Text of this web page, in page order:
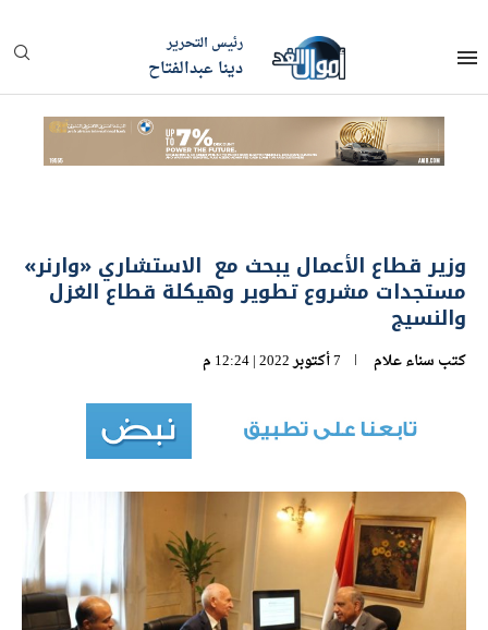
رئيس التحرير
دينا عبدالفتاح
وزير قطاع الأعمال يبحث مع الاستشاري «وارنر»
مستجدات مشروع تطوير وهيكلة قطاع الغزل
والنسيج
كتب سناء علام 7 أكتوبر 2022 | 12:24 م